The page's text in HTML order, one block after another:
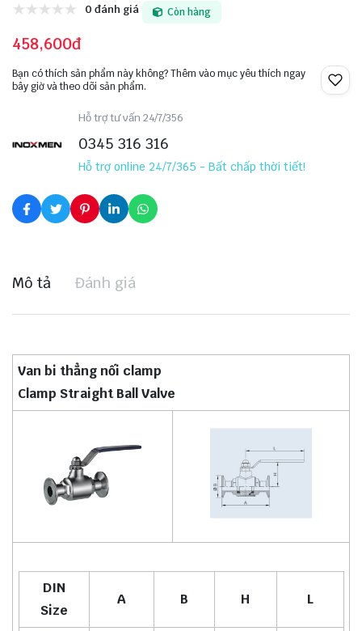
0 đánh giá Còn hàng
458,600đ
Bạn có thích sản phẩm này không? Thêm vào mục yêu thích ngay
bây giờ và theo dõi sản phẩm.
Hỗ trợ tư vấn 24/7/356
0345 316 316
Hỗ trợ online 24/7/365 - Bất chấp thời tiết!
Mô tả Đánh giá
Van bi thẳng nối clamp
Clamp Straight Ball Valve
DIN
Size
A B H L